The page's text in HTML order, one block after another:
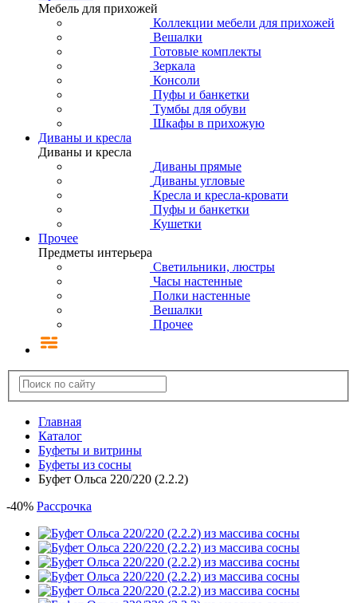
Мебель для прихожей
Коллекции мебели для прихожей
Вешалки
Готовые комплекты
Зеркала
Консоли
Пуфы и банкетки
Тумбы для обуви
Шкафы в прихожую
Диваны и кресла
Диваны и кресла
Диваны прямые
Диваны угловые
Кресла и кресла-кровати
Пуфы и банкетки
Кушетки
Прочее
Предметы интерьера
Светильники, люстры
Часы настенные
Полки настенные
Вешалки
Прочее
Главная
Каталог
Буфеты и витрины
Буфеты из сосны
Буфет Ольса 220/220 (2.2.2)
-40% Рассрочка